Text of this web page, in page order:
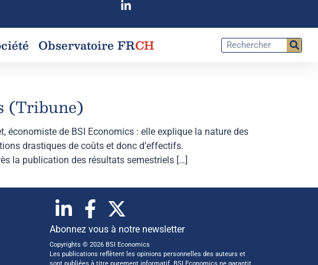
Observatoire FRCH
(Tribune)
économiste de BSI Economics : elle explique la nature des
drastiques de coûts et donc d’effectifs.
la publication des résultats semestriels […]
Abonnez vous à notre newsletter
Copyrights © 2026 BSI Economics
Les publications reflètent les opinions personnelles des auteurs et